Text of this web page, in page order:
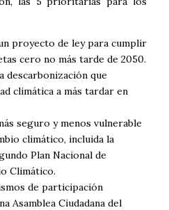
proyecto de ley para cumplir
cero no más tarde de 2050.
descarbonización que
climática a más tardar en
seguro y menos vulnerable
climático, incluida la
Plan Nacional de
Climático.
de participación
Asamblea Ciudadana del